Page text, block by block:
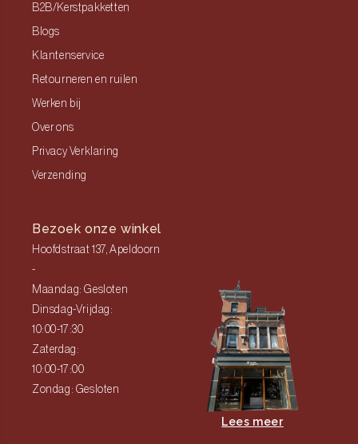
B2B/Kerstpakketten
Blogs
Klantenservice
Retourneren en ruilen
Werken bij
Over ons
Privacy Verklaring
Verzending
Bezoek onze winkel
Hoofdstraat 137, Apeldoorn
-
Maandag: Gesloten
Dinsdag-Vrijdag:
10:00-17:30
Zaterdag:
10:00-17:00
Zondag: Gesloten
Lees meer